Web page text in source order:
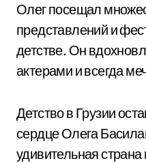
Олег посещал
представлений и
детстве. Он
актерами и всегда
Детство в Грузии
сердце Олега
удивительная